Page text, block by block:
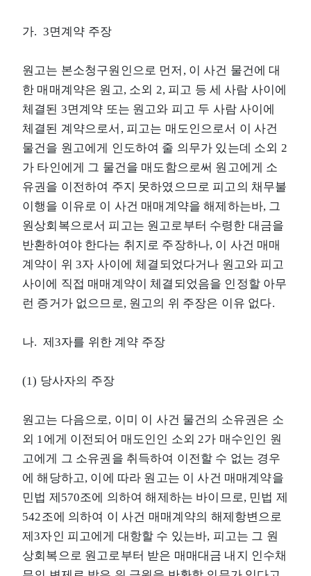
가. 3면계약 주장
원고는 본소청구원인으로 먼저, 이 사건 물건에 대
한 매매계약은 원고, 소외 2, 피고 등 세 사람 사이에
체결된 3면계약 또는 원고와 피고 두 사람 사이에
체결된 계약으로서, 피고는 매도인으로서 이 사건
물건을 원고에게 인도하여 줄 의무가 있는데 소외 2
가 타인에게 그 물건을 매도함으로써 원고에게 소
유권을 이전하여 주지 못하였으므로 피고의 채무불
이행을 이유로 이 사건 매매계약을 해제하는바, 그
원상회복으로서 피고는 원고로부터 수령한 대금을
반환하여야 한다는 취지로 주장하나, 이 사건 매매
계약이 위 3자 사이에 체결되었다거나 원고와 피고
사이에 직접 매매계약이 체결되었음을 인정할 아무
런 증거가 없으므로, 원고의 위 주장은 이유 없다.
나. 제3자를 위한 계약 주장
(1) 당사자의 주장
원고는 다음으로, 이미 이 사건 물건의 소유권은 소
외 1에게 이전되어 매도인인 소외 2가 매수인인 원
고에게 그 소유권을 취득하여 이전할 수 없는 경우
에 해당하고, 이에 따라 원고는 이 사건 매매계약을
민법 제570조에 의하여 해제하는 바이므로, 민법 제
542조에 의하여 이 사건 매매계약의 해제항변으로
제3자인 피고에게 대항할 수 있는바, 피고는 그 원
상회복으로 원고로부터 받은 매매대금 내지 인수채